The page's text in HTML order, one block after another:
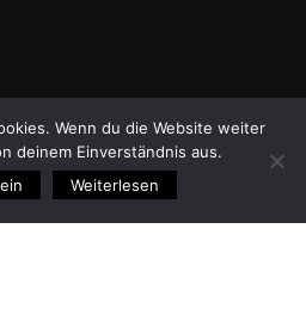
Wenn du die Website weiter
deinem Einverständnis aus.
Weiterlesen